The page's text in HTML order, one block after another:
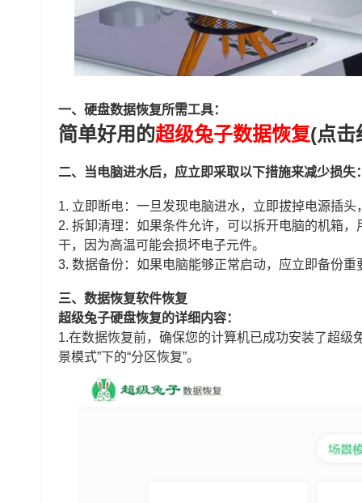
一、硬盘数据恢复所需工具：
简单好用的超级兔子数据恢复(点击
二、当电脑进水后，应立即采取以下措施来减少损失
1. 立即断电：一旦发现电脑进水，立即拔掉电源插
2. 拆卸清理：如果条件允许，可以拆开电脑的机箱
干，因为高温可能会损坏电子元件。
3. 数据备份：如果电脑能够正常启动，应立即备份
三、数据恢复软件恢复
超级兔子硬盘恢复的详细内容：
1.在数据恢复前，确保您的计算机已成功安装了超级
景模式”下的“分区恢复”。